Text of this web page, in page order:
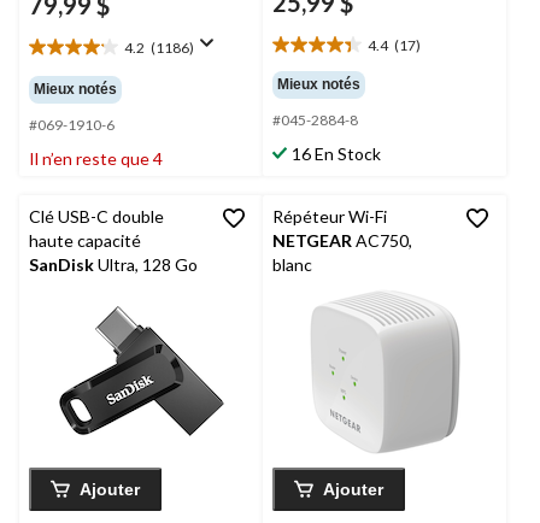
4.2 (1186)
4.2
étoile(s)
sur
5.
1186
évaluations
Mieux notés
#069-1910-6
Il n’en reste que 4
4.4 (17)
4.4
étoile(s)
sur
5.
17
Mieux notés
#045-2884-8
16 En Stock
Clé USB-C double
haute capacité
SanDiskUltra, 128 Go
Ajouter
Répéteur Wi-Fi
NETGEAR AC750,
blanc
Ajouter